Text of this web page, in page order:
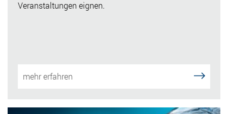
Veranstaltungen eignen.
mehr erfahren